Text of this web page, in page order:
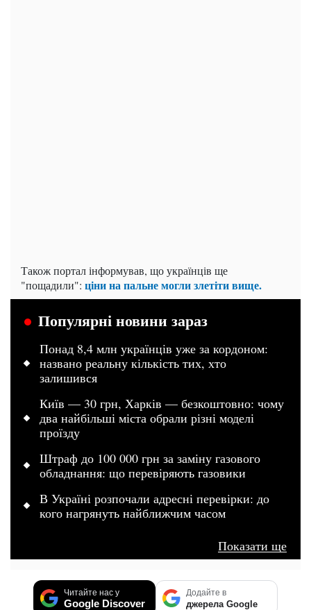
Також портал інформував, що українців ще
"пощадили": ціни на пальне могли злетіти вище.
Популярні новини зараз
Понад 8,4 млн українців уже за кордоном:
названо реальну кількість тих, хто
залишився
Київ — 30 грн, Харків — безкоштовно: чому
два найбільші міста обрали різні моделі
проїзду
Штраф до 100 000 грн за заміну газового
обладнання: що перевіряють газовики
В Україні розпочали адресні перевірки: до
кого нагрянуть найближчим часом
Показати ще
Читайте нас у
Google Discover
Додайте в
джерела Google